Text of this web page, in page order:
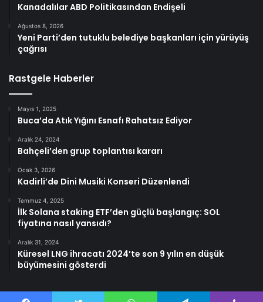
Kanadalılar ABD Politikasından Endişeli
Ağustos 8, 2026
Yeni Parti’den tutuklu belediye başkanları için yürüyüş
çağrısı
Rastgele Haberler
Mayıs 1, 2025
Buca’da Atık Yığını Esnafı Rahatsız Ediyor
Aralık 24, 2024
Bahçeli’den grup toplantısı kararı
Ocak 3, 2026
Kadirli’de Dini Musiki Konseri Düzenlendi
Temmuz 4, 2025
İlk Solana staking ETF’den güçlü başlangıç: SOL
fiyatına nasıl yansıdı?
Aralık 31, 2024
Küresel LNG ihracatı 2024’te son 9 yılın en düşük
büyümesini gösterdi